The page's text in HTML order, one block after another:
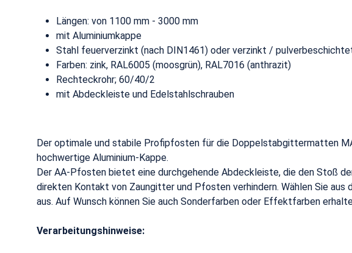
Längen: von 1100 mm - 3000 mm
mit Aluminiumkappe
Stahl feuerverzinkt (nach DIN1461) oder verzinkt /
Farben: zink, RAL6005 (moosgrün), RAL7016 (anthrazit)
Rechteckrohr; 60/40/2
mit Abdeckleiste und Edelstahlschrauben
Der optimale und stabile Profipfosten für die Doppelstabgittermatten
hochwertige Aluminium-Kappe.
Der AA-Pfosten bietet eine durchgehende Abdeckleiste, die den Stoß
direkten Kontakt von Zaungitter und Pfosten verhindern. Wählen Sie
aus. Auf Wunsch können Sie auch Sonderfarben oder Effektfarben
Verarbeitungshinweise: